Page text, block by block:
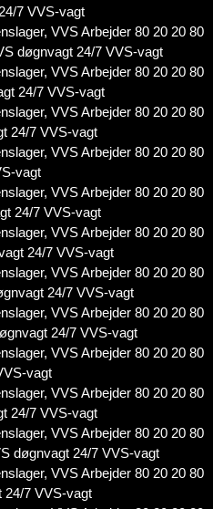
7 VVS-vagt
VVS Arbejder 80 20 20 80
døgnvagt 24/7 VVS-vagt
VVS Arbejder 80 20 20 80
24/7 VVS-vagt
VVS Arbejder 80 20 20 80
24/7 VVS-vagt
VVS Arbejder 80 20 20 80
vagt
VVS Arbejder 80 20 20 80
24/7 VVS-vagt
VVS Arbejder 80 20 20 80
24/7 VVS-vagt
VVS Arbejder 80 20 20 80
24/7 VVS-vagt
VVS Arbejder 80 20 20 80
24/7 VVS-vagt
VVS Arbejder 80 20 20 80
vagt
VVS Arbejder 80 20 20 80
24/7 VVS-vagt
VVS Arbejder 80 20 20 80
døgnvagt 24/7 VVS-vagt
VVS Arbejder 80 20 20 80
24/7 VVS-vagt